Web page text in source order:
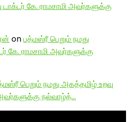
கே. ராமசாமி அவர்களுக்கு
onபத்மஸ்ரீ பெறும் நமது
கே. ராமசாமி அவர்களுக்கு
பெறும் நமது அகத்தமிழ் உறவு
நல்வாழ்த்…